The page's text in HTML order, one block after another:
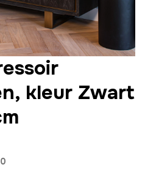
kleur Zwart